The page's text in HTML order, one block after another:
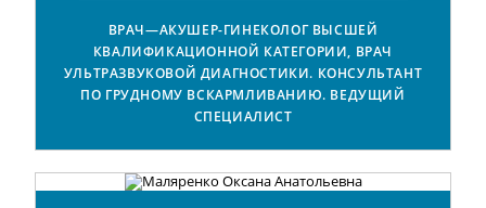
ВРАЧ—АКУШЕР-ГИНЕКОЛОГ ВЫСШЕЙ
КВАЛИФИКАЦИОННОЙ КАТЕГОРИИ, ВРАЧ
УЛЬТРАЗВУКОВОЙ ДИАГНОСТИКИ. КОНСУЛЬТАНТ
ПО ГРУДНОМУ ВСКАРМЛИВАНИЮ. ВЕДУЩИЙ
СПЕЦИАЛИСТ